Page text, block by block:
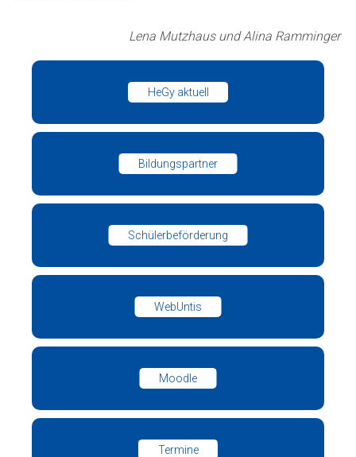
Lena Mutzhaus und Alina Ramminger
HeGy aktuell
Bildungspartner
Schülerbeförderung
WebUntis
Moodle
Termine